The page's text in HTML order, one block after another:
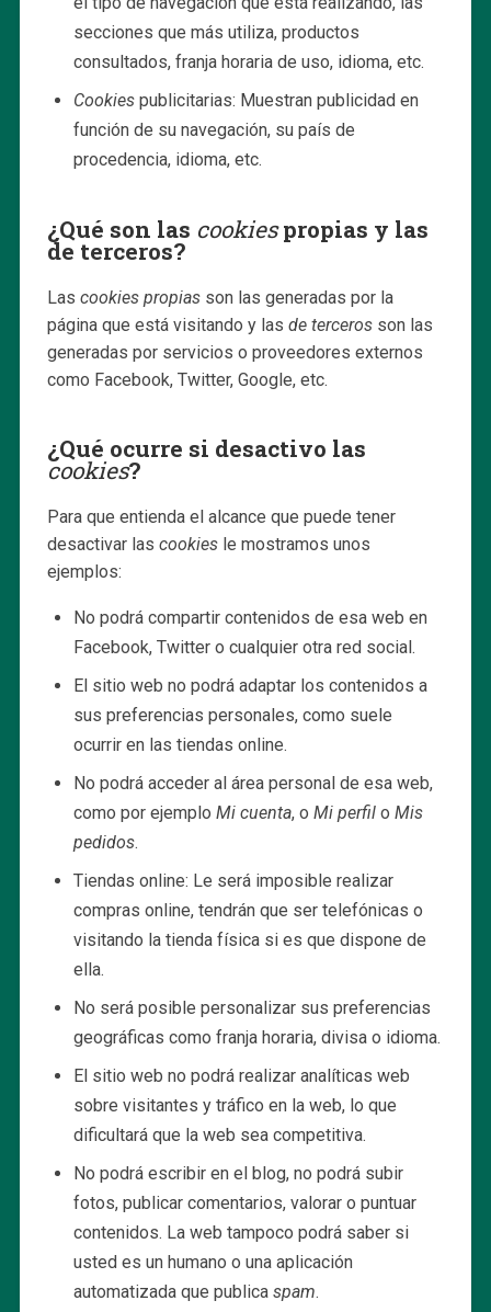
secciones que más utiliza, productos
consultados, franja horaria de uso, idioma, etc.
Cookiespublicitarias: Muestran publicidad en
función de su navegación, su país de
procedencia, idioma, etc.
¿Qué son las cookiespropias y las
de terceros?
Las cookies propiasson las generadas por la
página que está visitando y las de tercerosson las
generadas por servicios o proveedores externos
como Facebook, Twitter, Google, etc.
¿Qué ocurre si desactivo las
cookies?
Para que entienda el alcance que puede tener
desactivar las cookiesle mostramos unos
ejemplos:
No podrá compartir contenidos de esa web en
Facebook, Twitter o cualquier otra red social.
El sitio web no podrá adaptar los contenidos a
sus preferencias personales, como suele
ocurrir en las tiendas online.
No podrá acceder al área personal de esa web,
como por ejemplo Mi cuenta, o Mi perfilo Mis
pedidos.
Tiendas online: Le será imposible realizar
compras online, tendrán que ser telefónicas o
visitando la tienda física si es que dispone de
ella.
No será posible personalizar sus preferencias
geográficas como franja horaria, divisa o idioma.
El sitio web no podrá realizar analíticas web
sobre visitantes y tráfico en la web, lo que
dificultará que la web sea competitiva.
No podrá escribir en el blog, no podrá subir
fotos, publicar comentarios, valorar o puntuar
contenidos. La web tampoco podrá saber si
usted es un humano o una aplicación
automatizada que publica spam.